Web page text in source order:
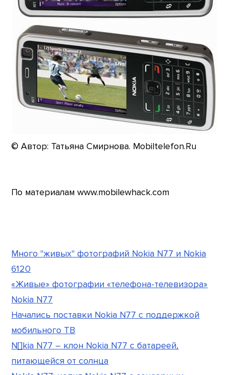
© Автор: Татьяна Смирнова. Mobiltelefon.Ru
По материалам www.mobilewhack.com
Много "живых" фотографий Nokia N77 и Nokia
6120
«Живые» фотографии «телефона-телевизора»
Nokia N77
Начались поставки Nokia N77 с поддержкой
мобильного ТВ
N[]kia N77 – клон Nokia N77 с батареей,
питающейся от солнца